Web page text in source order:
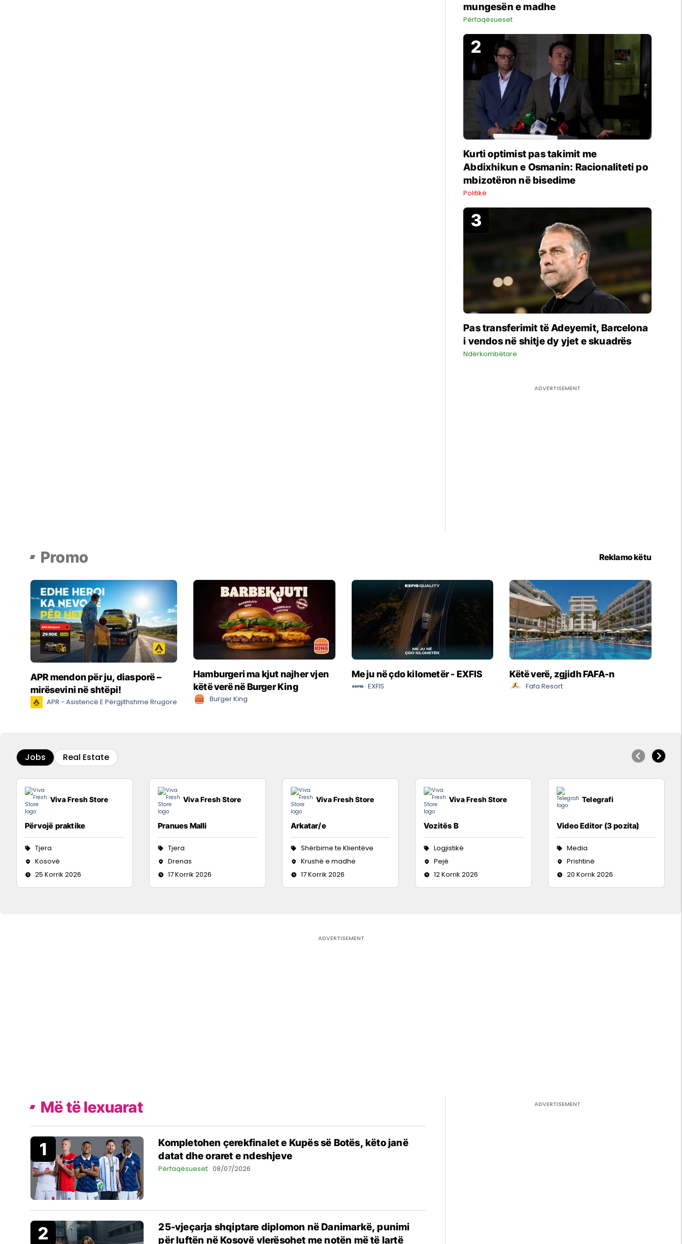
mungesën e madhe
Përfaqësueset
Kurti optimist pas takimit me
Abdixhikun e Osmanin: Racionaliteti po
mbizotëron në bisedime
Politikë
Pas transferimit të Adeyemit, Barcelona
i vendos në shitje dy yjet e skuadrës
Ndërkombëtare
Promo Reklamo këtu
APR mendon për ju, diasporë –
mirësevini në shtëpi!
APR - Asistencë E Përgjithshme Rrugore
Hamburgeri ma kjut najher vjen
këtë verë në Burger King
Burger King
Me ju në çdo kilometër - EXFIS
EXFIS
Këtë verë, zgjidh FAFA-n
Fafa Resort
Jobs Real Estate
Viva Fresh Store
Përvojë praktike
Tjera
Kosovë
25 Korrik 2026
Viva Fresh Store
Pranues Malli
Tjera
Drenas
17 Korrik 2026
Viva Fresh Store
Arkatar/e
Shërbime te Klientëve
Krushë e madhe
17 Korrik 2026
Viva Fresh Store
Vozitës B
Logjistikë
Pejë
12 Korrik 2026
Telegrafi
Video Editor (3 pozita)
Media
Prishtinë
20 Korrik 2026
Më të lexuarat
Kompletohen çerekfinalet e Kupës së Botës, këto janë
datat dhe oraret e ndeshjeve
Përfaqësueset 08/07/2026
25-vjeçarja shqiptare diplomon në Danimarkë, punimi
për luftën në Kosovë vlerësohet me notën më të lartë